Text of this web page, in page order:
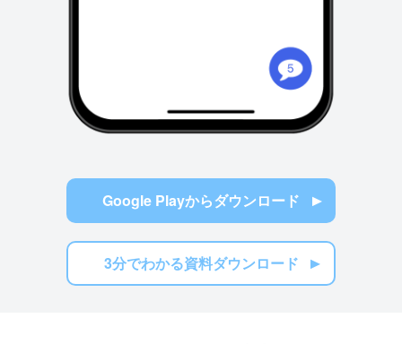
Google Playからダウンロード
3分でわかる資料ダウンロード